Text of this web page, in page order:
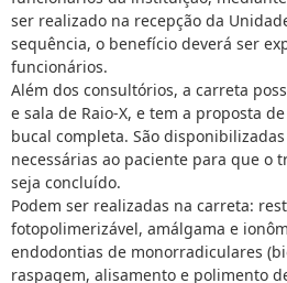
ser realizado na recepção da
sequência, o benefício deverá ser
funcionários.
Além dos consultórios, a carreta
e sala de Raio-X, e tem a proposta
bucal completa. São
necessárias ao paciente para que o
seja concluído.
Podem ser realizadas na carreta:
fotopolimerizável, amálgama e
endodontias de monorradiculares
raspagem, alisamento e polimento